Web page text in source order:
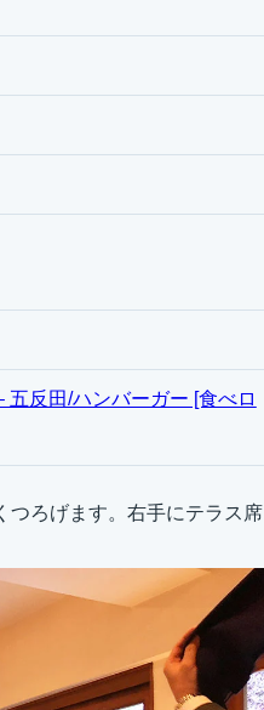
反田/ハンバーガー [食べロ
つろげます。右手にテラス席